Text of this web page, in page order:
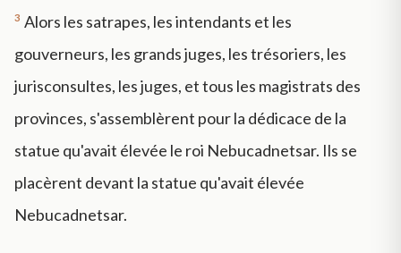
3 Alors les satrapes, les intendants et les
gouverneurs, les grands juges, les trésoriers, les
jurisconsultes, les juges, et tous les magistrats des
provinces, s'assemblèrent pour la dédicace de la
statue qu'avait élevée le roi Nebucadnetsar. Ils se
placèrent devant la statue qu'avait élevée
Nebucadnetsar.